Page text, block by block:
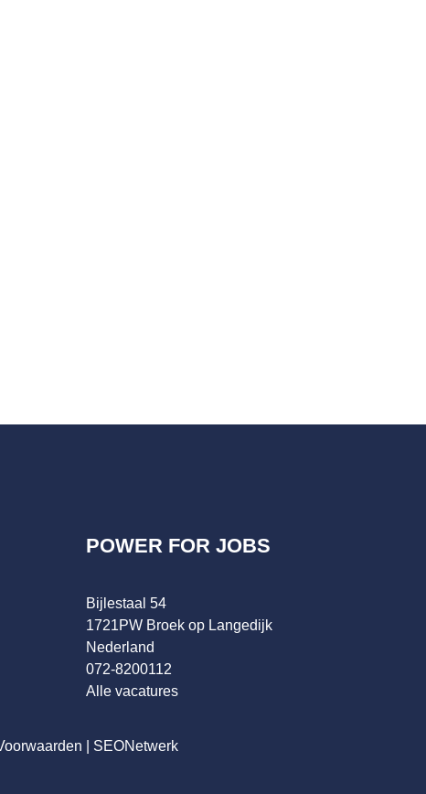
POWER FOR JOBS
Bijlestaal 54
1721PW Broek op Langedijk
Nederland
072-8200112
Alle vacatures
SEONetwerk